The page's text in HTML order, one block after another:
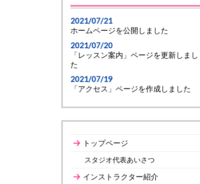
2021/07/21
ホームページを公開しました
2021/07/20
「レッスン案内」ページを更新しまし
た
2021/07/19
「アクセス」ページを作成しました
トップページ
スタジオ代表あいさつ
インストラクター紹介